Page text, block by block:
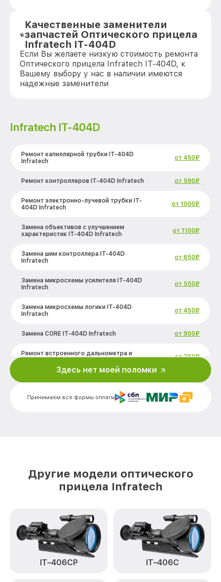
Качественные заменители
запчастей Оптического прицела
Infratech IT-404D
Если Вы желаете низкую стоимость ремонта
Оптического прицела Infratech IT-404D, к
Вашему выбору у нас в наличии имеются
надежные заменители
Infratech IT-404D
Ремонт капиллярной трубки IT-404D
Infratech
от 450₽
Ремонт контроллеров IT-404D Infratech от 590₽
Ремонт электронно-лучевой трубки IT-
404D Infratech
от 1000₽
Замена объективов с улучшением
характеристик IT-404D Infratech
от 1100₽
Замена шим контроллера IT-404D
Infratech
от 650₽
Замена микросхемы усилителя IT-404D
Infratech
от 550₽
Замена микросхемы логики IT-404D
Infratech
от 450₽
Замена CORE IT-404D Infratech от 900₽
Ремонт встроенного дальнометра и
от 750₽
от 750₽
Замена ключей управления IT-404D
Замена аккумулятора IT-404D Infratech от 590₽
Замена процессора IT-404D Infratech от 650₽
Замена USB порта IT-404D Infratech от 590₽
Принимаем все формы оплаты
Здесь нет моей поломки
Другие модели оптического
прицела Infratech
IT–406СP IT–406С